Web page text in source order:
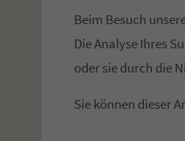
Beim Besuch
Die Analyse Ihres
oder sie durch die
Sie können dieser